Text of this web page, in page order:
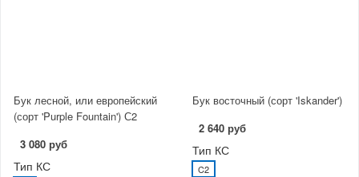
Бук лесной, или европейский
(сорт 'Purple Fountain') С2
3 080 руб
Тип КС
Бук восточный (сорт 'Iskander')
2 640 руб
Тип КС
C2